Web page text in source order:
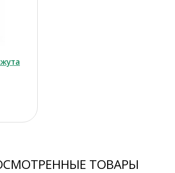
ТОВАРЫ